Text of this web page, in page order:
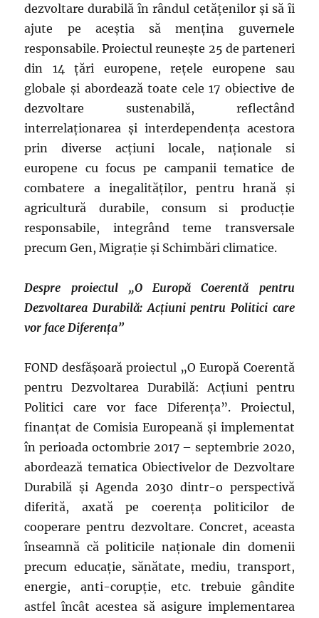
dezvoltare durabilă în rândul cetățenilor și să îi
ajute pe aceștia să mențina guvernele
responsabile. Proiectul reunește 25 de parteneri
din 14 țări europene, rețele europene sau
globale și abordează toate cele 17 obiective de
dezvoltare sustenabilă, reflectând
interrelaționarea și interdependența acestora
prin diverse acțiuni locale, naționale si
europene cu focus pe campanii tematice de
combatere a inegalităților, pentru hrană și
agricultură durabile, consum si producție
responsabile, integrând teme transversale
precum Gen, Migrație și Schimbări climatice.
Despre proiectul „O Europă Coerentă pentru
Dezvoltarea Durabilă: Acțiuni pentru Politici care
vor face Diferența”
FOND desfășoară proiectul „O Europă Coerentă
pentru Dezvoltarea Durabilă: Acțiuni pentru
Politici care vor face Diferența”. Proiectul,
finanțat de Comisia Europeană și implementat
în perioada octombrie 2017 – septembrie 2020,
abordează tematica Obiectivelor de Dezvoltare
Durabilă și Agenda 2030 dintr-o perspectivă
diferită, axată pe coerența politicilor de
cooperare pentru dezvoltare. Concret, aceasta
înseamnă că politicile naționale din domenii
precum educație, sănătate, mediu, transport,
energie, anti-corupție, etc. trebuie gândite
astfel încât acestea să asigure implementarea